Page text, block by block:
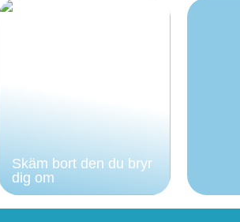
Skäm bort den du bryr
dig om